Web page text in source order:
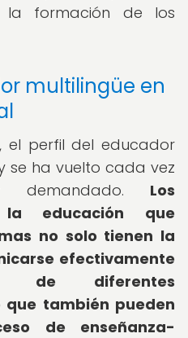
formación de los
multilingüe en
el perfil del educador
se ha vuelto cada vez
demandado. Los
educación que
no solo tienen la
efectivamente
de diferentes
que también pueden
de enseñanza-